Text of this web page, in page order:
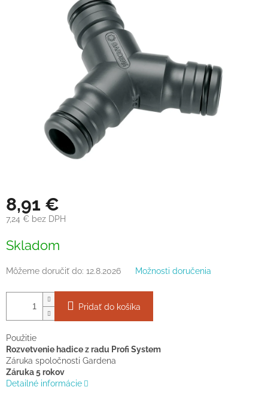
8,91 €
7,24 € bez DPH
cena:
Skladom
Môžeme doručiť do: 12.8.2026 Možnosti doručenia
Pridať do košíka
Použitie
Rozvetvenie hadice z radu Profi System
Záruka spoločnosti Gardena
Záruka 5 rokov
Detailné informácie